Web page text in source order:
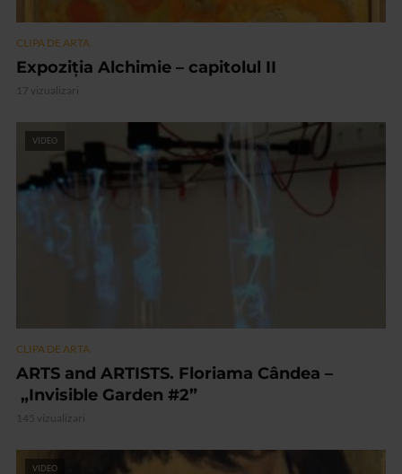
CLIPA DE ARTA
Expoziția Alchimie – capitolul II
17 vizualizari
VIDEO
CLIPA DE ARTA
ARTS and ARTISTS. Floriama Cândea –
„Invisible Garden #2”
145 vizualizari
VIDEO